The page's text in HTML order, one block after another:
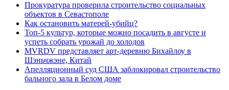
Прокуратура проверила строительство социальных
объектов в Севастополе
Как остановить матерей-убийц?
Топ-5 культур, которые можно посадить в августе и
успеть собрать урожай до холодов
MVRDV представляет арт-деревню Бихайлоу в
Шэньчжэне, Китай
Апелляционный суд США заблокировал строительство
бального зала в Белом доме